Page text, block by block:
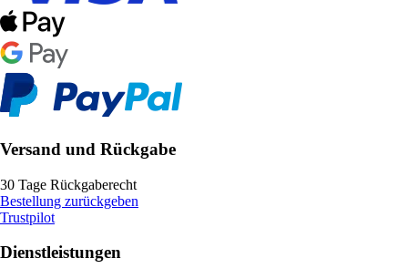
Versand und Rückgabe
30 Tage Rückgaberecht
Bestellung zurückgeben
Trustpilot
Dienstleistungen